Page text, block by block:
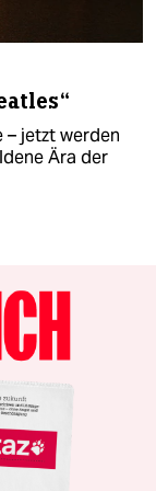
– jetzt werden
Ära der